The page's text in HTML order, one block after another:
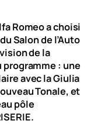
Romeo a choisi
Salon de l’Auto
de la
: une
avec la Giulia
Tonale, et
pôle